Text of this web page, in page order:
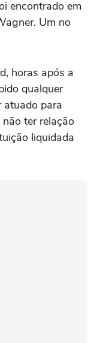
encontrado em
Um no
horas após a
qualquer
atuado para
ter relação
liquidada